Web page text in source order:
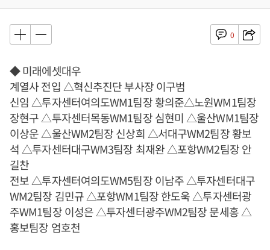
0
◆ 미래에셋대우
계열사 전입 △혁신추진단 부사장 이구범
신임 △투자센터여의도WM1팀장 황의준△노원WM1팀장
장현구 △투자센터목동WM1팀장 심현미 △울산WM1팀장
이상운 △울산WM2팀장 신상희 △서대구WM2팀장 황보
석 △투자센터대구WM3팀장 최재완 △포항WM2팀장 안
길찬
전보 △투자센터여의도WM5팀장 이남주 △투자센터대구
WM2팀장 김민규 △포항WM1팀장 한도욱 △투자센터광
주WM1팀장 이성은 △투자센터광주WM2팀장 문세홍 △
홍보팀장 엄호천